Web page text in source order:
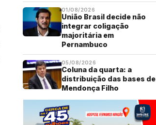
01/08/2026
União Brasil decide não
integrar coligação
majoritária em
Pernambuco
05/08/2026
Coluna da quarta: a
distribuição das bases de
Mendonça Filho